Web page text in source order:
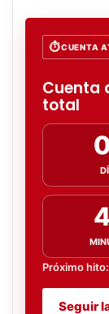
CUENTA
Cuenta
total
Próximo hito:
Seguir